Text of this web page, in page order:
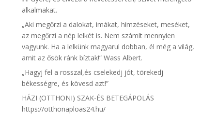
alkalmakat.
„Aki megőrzi a dalokat, imákat, hímzéseket, meséket,
az megőrzi a nép lelkét is. Nem számít mennyien
vagyunk. Ha a lelkünk magyarul dobban, él még a világ,
amit az ősök ránk bíztak!” Wass Albert.
„Hagyj fel a rosszal,és cselekedj jót, törekedj
békességre, és kövesd azt!”
HÁZI (OTTHONI) SZAK-ÉS BETEGÁPOLÁS
https://otthonaploas24.hu/